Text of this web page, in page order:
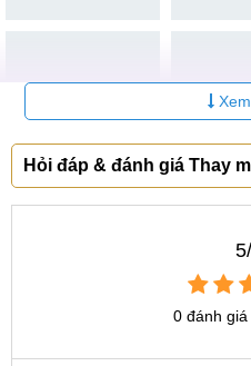
Thay mic điện thoại
Mọi thắc mắc về dịch vụ,
cách trực tiếp. Tại trung tâm,
mic Realme 6s là chính
hẹn vào một hôm khác. Hãy
Hỏi đáp & đánh giá Thay
0 đánh